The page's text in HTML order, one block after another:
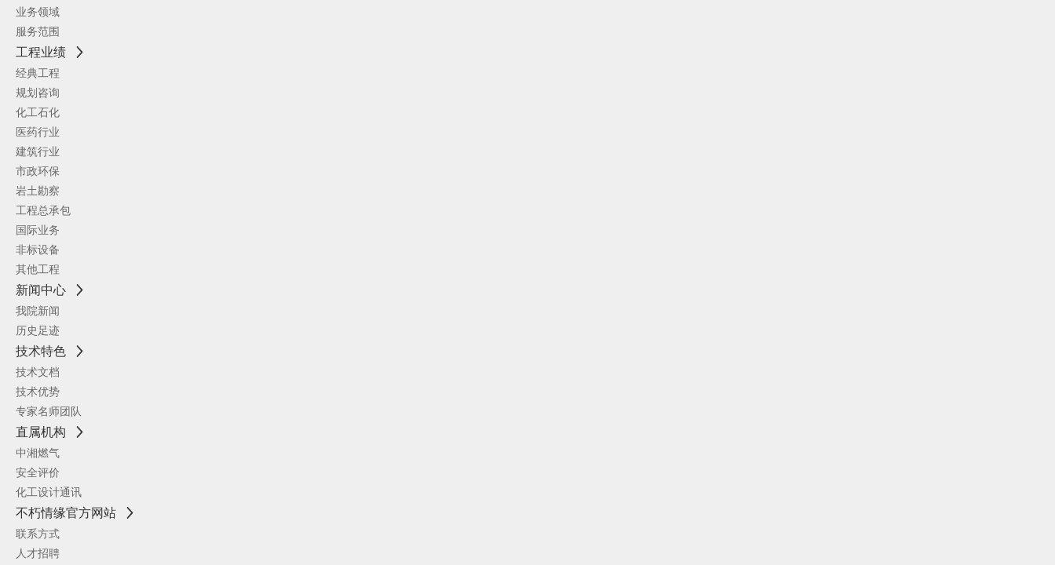
业务领域
服务范围
工程业绩
经典工程
规划咨询
化工石化
医药行业
建筑行业
市政环保
岩土勘察
工程总承包
国际业务
非标设备
其他工程
新闻中心
我院新闻
历史足迹
技术特色
技术文档
技术优势
专家名师团队
直属机构
中湘燃气
安全评价
化工设计通讯
不朽情缘官方网站
联系方式
人才招聘